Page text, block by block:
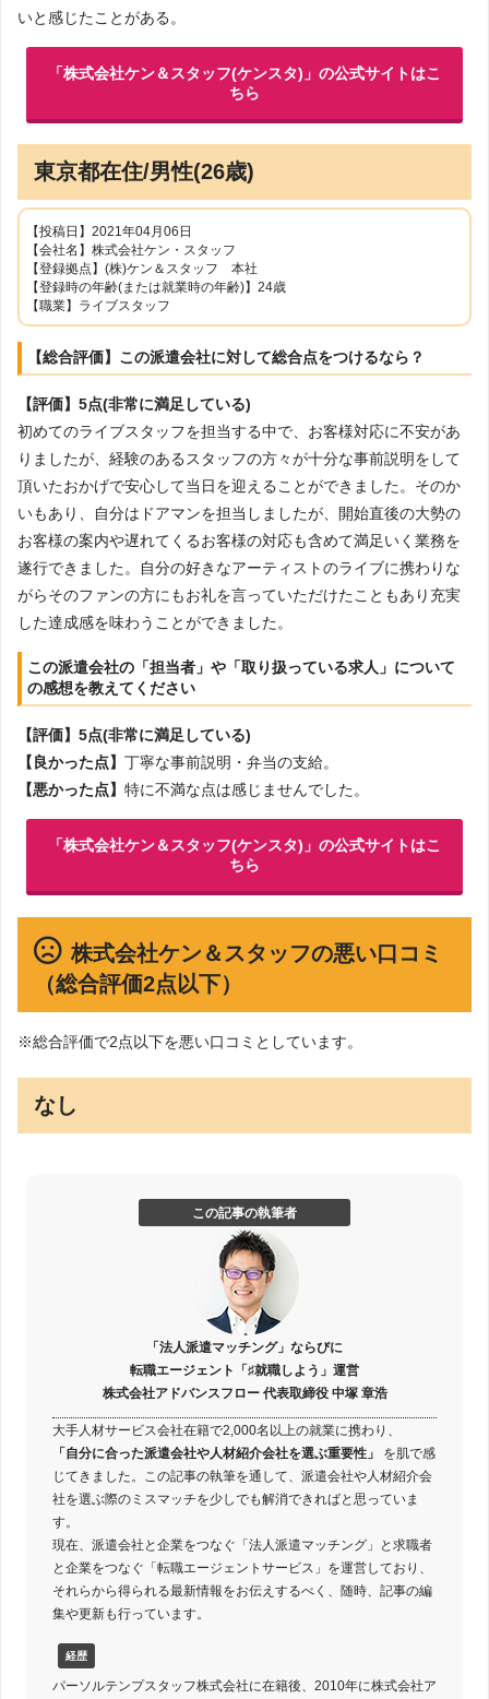
いと感じたことがある。
「株式会社ケン＆スタッフ(ケンスタ)」の公式サイトはこ
ちら
東京都在住/男性(26歳)
【投稿日】2021年04月06日
【会社名】株式会社ケン・スタッフ
【登録拠点】(株)ケン＆スタッフ 本社
【登録時の年齢(または就業時の年齢)】24歳
【職業】ライブスタッフ
【総合評価】この派遣会社に対して総合点をつけるなら？
【評価】5点(非常に満足している)
初めてのライブスタッフを担当する中で、お客様対応に不安があ
りましたが、経験のあるスタッフの方々が十分な事前説明をして
頂いたおかげで安心して当日を迎えることができました。そのか
いもあり、自分はドアマンを担当しましたが、開始直後の大勢の
お客様の案内や遅れてくるお客様の対応も含めて満足いく業務を
遂行できました。自分の好きなアーティストのライブに携わりな
がらそのファンの方にもお礼を言っていただけたこともあり充実
した達成感を味わうことができました。
この派遣会社の「担当者」や「取り扱っている求人」について
の感想を教えてください
【評価】5点(非常に満足している)
【良かった点】 丁寧な事前説明・弁当の支給。
【悪かった点】 特に不満な点は感じませんでした。
「株式会社ケン＆スタッフ(ケンスタ)」の公式サイトはこ
ちら
株式会社ケン＆スタッフの悪い口コミ
（総合評価2点以下）
※総合評価で2点以下を悪い口コミとしています。
なし
この記事の執筆者
「法人派遣マッチング」ならびに
転職エージェント「♯就職しよう」運営
株式会社アドバンスフロー 代表取締役 中塚 章浩
大手人材サービス会社在籍で2,000名以上の就業に携わり、
「自分に合った派遣会社や人材紹介会社を選ぶ重要性」
を肌で感
じてきました。この記事の執筆を通して、派遣会社や人材紹介会
社を選ぶ際のミスマッチを少しでも解消できればと思っていま
す。
現在、派遣会社と企業をつなぐ「法人派遣マッチング」と求職者
と企業をつなぐ「転職エージェントサービス」を運営しており、
それらから得られる最新情報をお伝えするべく、随時、記事の編
集や更新も行っています。
経歴
パーソルテンプスタッフ株式会社に在籍後、2010年に株式会社ア